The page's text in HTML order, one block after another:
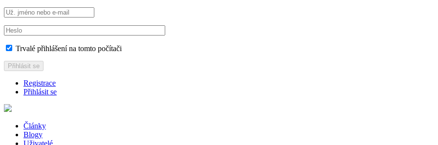
Trvalé přihlášení na tomto počítači
Přihlásit se
Registrace
Přihlásit se
Články
Blogy